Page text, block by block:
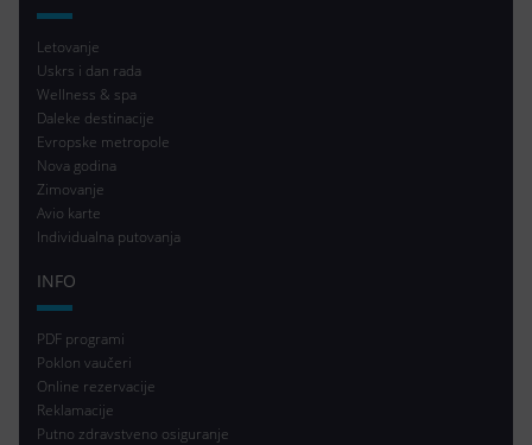
Letovanje
Uskrs i dan rada
Wellness & spa
Daleke destinacije
Evropske metropole
Nova godina
Zimovanje
Avio karte
Individualna putovanja
INFO
PDF programi
Poklon vaučeri
Online rezervacije
Reklamacije
Putno zdravstveno osiguranje